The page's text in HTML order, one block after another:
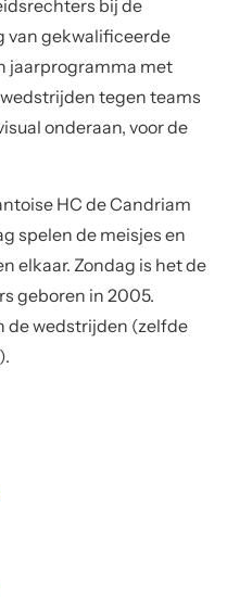
bij de
van gekwalificeerde
jaarprogramma met
tegen teams
onderaan, voor de
HC deCandriam
spelen de meisjes en
elkaar. Zondag is het de
geboren in 2005.
de wedstrijden (zelfde